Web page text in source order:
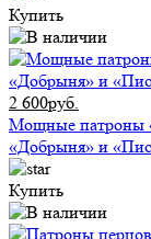
Купить
2 600руб.
Мощные патроны
«Добрыня» и
Купить